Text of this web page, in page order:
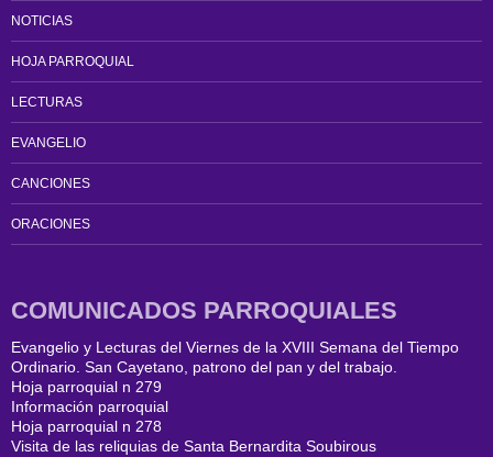
NOTICIAS
HOJA PARROQUIAL
LECTURAS
EVANGELIO
CANCIONES
ORACIONES
COMUNICADOS PARROQUIALES
Evangelio y Lecturas del Viernes de la XVIII Semana del Tiempo
Ordinario. San Cayetano, patrono del pan y del trabajo.
Hoja parroquial n 279
Información parroquial
Hoja parroquial n 278
Visita de las reliquias de Santa Bernardita Soubirous